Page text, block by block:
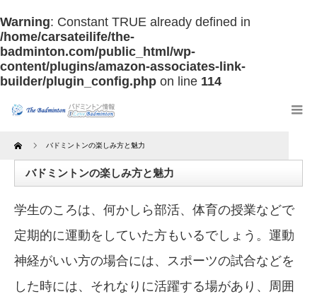
Warning: Constant TRUE already defined in
/home/carsateilife/the-
badminton.com/public_html/wp-
content/plugins/amazon-associates-link-
builder/plugin_config.php on line 114
Home バドミントンの楽しみ方と魅力
バドミントンの楽しみ方と魅力
学生のころは、何かしら部活、体育の授業などで
定期的に運動をしていた方もいるでしょう。運動
神経がいい方の場合には、スポーツの試合などを
した時には、それなりに活躍する場があり、周囲